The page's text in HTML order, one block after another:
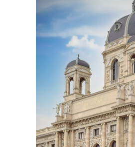
Republic Of Ireland에서
Billion Connect 유럽
목적지 및 데이터 요금제 선택
eSIM 설치하기
데이터 요금제 즐기기
안정적인 인터넷 연결
24/7 고객 서비스
쉬운 설치 방법
국내 전화번호 그대로 유지
로컬 및 지역 요금제